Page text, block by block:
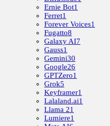
Ernie Bot1
Ferret1
Forever Voices1
Fugatto8
Galaxy AI7
Gauss1
Gemini30
Google26
GPTZero1
Grok5
Keyframer1
Lalaland.ai1
Llama 21
Lumiere1